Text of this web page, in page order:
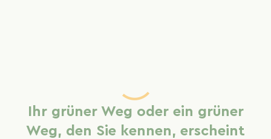
Ihr grüner Weg oder ein grüner
Weg, den Sie kennen, erscheint